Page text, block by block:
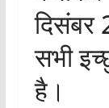
दिसंबर
सभी
है।